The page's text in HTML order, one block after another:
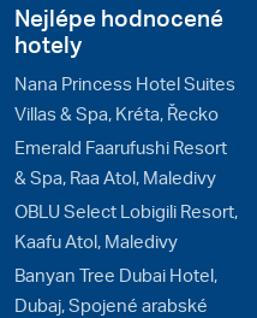
Nejlépe hodnocené
hotely
Nana Princess Hotel Suites
Villas & Spa, Kréta, Řecko
Emerald Faarufushi Resort
& Spa, Raa Atol, Maledivy
OBLU Select Lobigili Resort,
Kaafu Atol, Maledivy
Banyan Tree Dubai Hotel,
Dubaj, Spojené arabské